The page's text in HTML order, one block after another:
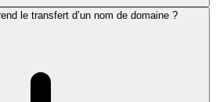
le transfert d’un nom de domaine ?